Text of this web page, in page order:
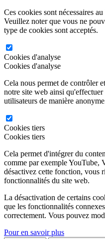
Ces cookies sont nécessaires
Veuillez noter que vous ne
type de cookies sont acceptés.
Cookies d'analyse
Cookies d'analyse
Cela nous permet de contrôler
notre site web ainsi qu'effectuer
utilisateurs de manière
Cookies tiers
Cookies tiers
Cela permet d'intégrer du
comme par exemple YouTube,
désactivez cette fonction, vous
fonctionnalités du site web.
La désactivation de certains
que les fonctionnalités
correctement. Vous pouvez
Pour en savoir plus